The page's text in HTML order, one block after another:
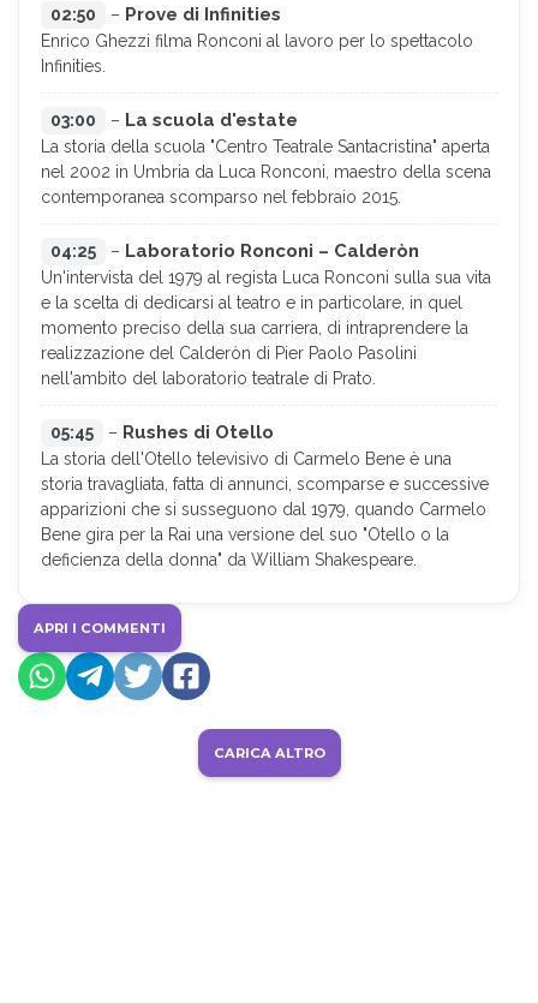
02:50 – Prove di Infinities
Enrico Ghezzi filma Ronconi al lavoro per lo spettacolo
Infinities.
03:00 – La scuola d'estate
La storia della scuola "Centro Teatrale Santacristina" aperta
nel 2002 in Umbria da Luca Ronconi, maestro della scena
contemporanea scomparso nel febbraio 2015.
04:25 – Laboratorio Ronconi – Calderòn
Un'intervista del 1979 al regista Luca Ronconi sulla sua vita
e la scelta di dedicarsi al teatro e in particolare, in quel
momento preciso della sua carriera, di intraprendere la
realizzazione del Calderòn di Pier Paolo Pasolini
nell'ambito del laboratorio teatrale di Prato.
05:45 – Rushes di Otello
La storia dell'Otello televisivo di Carmelo Bene è una
storia travagliata, fatta di annunci, scomparse e successive
apparizioni che si susseguono dal 1979, quando Carmelo
Bene gira per la Rai una versione del suo "Otello o la
deficienza della donna" da William Shakespeare.
APRI I COMMENTI
CARICA ALTRO